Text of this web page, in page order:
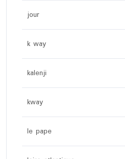
jour
k way
kalenji
kway
le pape